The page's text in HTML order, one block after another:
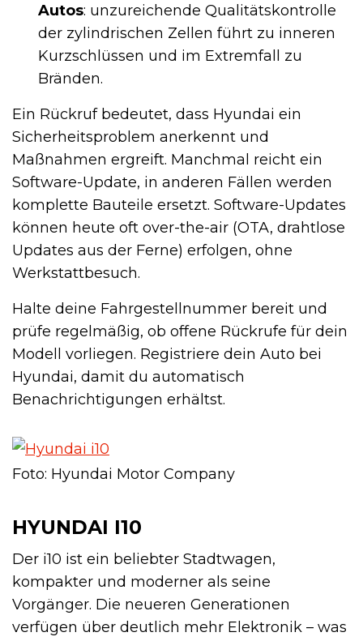
Autos: unzureichende Qualitätskontrolle
der zylindrischen Zellen führt zu inneren
Kurzschlüssen und im Extremfall zu
Bränden.
Ein Rückruf bedeutet, dass Hyundai ein
Sicherheitsproblem anerkennt und
Maßnahmen ergreift. Manchmal reicht ein
Software-Update, in anderen Fällen werden
komplette Bauteile ersetzt. Software-Updates
können heute oft over-the-air (OTA, drahtlose
Updates aus der Ferne) erfolgen, ohne
Werkstattbesuch.
Halte deine Fahrgestellnummer bereit und
prüfe regelmäßig, ob offene Rückrufe für dein
Modell vorliegen. Registriere dein Auto bei
Hyundai, damit du automatisch
Benachrichtigungen erhältst.
Foto: Hyundai Motor Company
HYUNDAI I10
Der i10 ist ein beliebter Stadtwagen,
kompakter und moderner als seine
Vorgänger. Die neueren Generationen
verfügen über deutlich mehr Elektronik – was